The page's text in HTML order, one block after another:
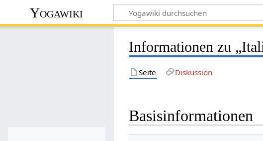
Yogawiki
Informationen zu
Seite Diskussion
Basisinformationen